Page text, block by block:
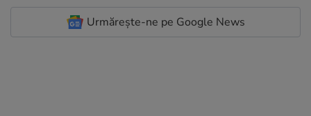
Urmărește-ne pe Google News